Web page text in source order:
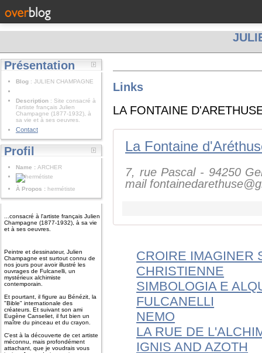
Présentation
Blog : JULIEN CHAMPAGNE
Description : Site consacré à
l'artiste français Julien
Champagne (1877-1932), à
sa vie et à ses oeuvres.
Contact
Profil
Name : ARCHER
À Propos : hermétiste
...consacré à l'artiste français Julien
Champagne (1877-1932), à sa vie
et à ses oeuvres.
Peintre et dessinateur, Julien
Champagne est surtout connu de
nos jours pour avoir illustré les
ouvrages de Fulcanelli, un
mystérieux alchimiste
contemporain.
Et pourtant, il figure au Bénézit, la
"Bible" internationale des
créateurs. Et suivant son ami
Eugène Canseliet, il fut bien un
maître du pinceau et du crayon.
C'est à la découverte de cet artiste
méconnu, mais profondément
attachant, que je voudrais vous
Links
LA FONTAINE
La Fontaine
7, rue Pascal - 94250
mail
CROIRE IMAGINER
CHRISTIENNE
SIMBOLOGIA E
FULCANELLI
NEMO
LA RUE DE
IGNIS AND AZOTH